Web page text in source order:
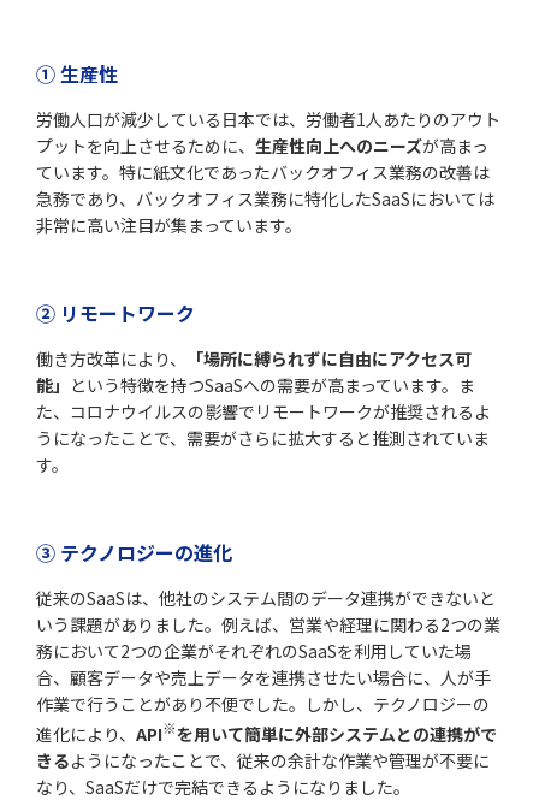
① 生産性
労働人口が減少している日本では、労働者1人あたりのアウト
プットを向上させるために、 生産性向上へのニーズが高まっ
ています。特に紙文化であったバックオフィス業務の改善は
急務であり、バックオフィス業務に特化したSaaSにおいては
非常に高い注目が集まっています。
② リモートワーク
働き方改革により、
「場所に縛られずに自由にアクセス可
能」 という特徴を持つSaaSへの需要が高まっています。ま
た、コロナウイルスの影響でリモートワークが推奨されるよ
うになったことで、需要がさらに拡大すると推測されていま
す。
③ テクノロジーの進化
従来のSaaSは、他社のシステム間のデータ連携ができないと
いう課題がありました。例えば、営業や経理に関わる2つの業
務において2つの企業がそれぞれのSaaSを利用していた場
合、顧客データや売上データを連携させたい場合に、人が手
作業で行うことがあり不便でした。しかし、テクノロジーの
進化により、 API※を用いて簡単に外部システムとの連携がで
きるようになったことで、従来の余計な作業や管理が不要に
なり、SaaSだけで完結できるようになりました。